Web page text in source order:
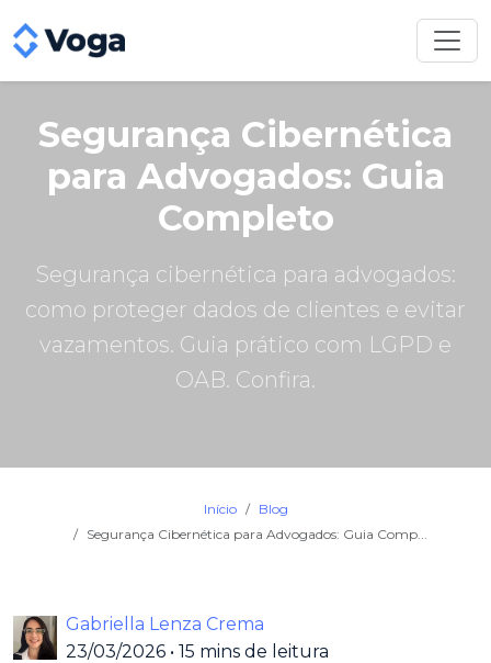
Segurança Cibernética
para Advogados: Guia
Completo
Segurança cibernética para advogados:
como proteger dados de clientes e evitar
vazamentos. Guia prático com LGPD e
OAB. Confira.
Início
Blog
Segurança Cibernética para Advogados: Guia Comp...
Gabriella Lenza Crema
23/03/2026 • 15 mins de leitura